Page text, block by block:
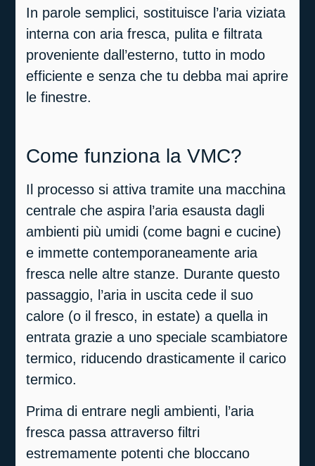
In parole semplici, sostituisce l’aria viziata
interna conaria fresca, pulita e filtrata
proveniente dall’esterno, tutto in modo
efficiente e senza che tu debba mai aprire
le finestre.
Come funziona la VMC?
Il processo si attiva tramite una macchina
centrale che aspira l’aria esausta dagli
ambienti più umidi (come bagni e cucine)
e immette contemporaneamente aria
fresca nelle altre stanze. Durante questo
passaggio, l’aria in uscita cede il suo
calore (o il fresco, in estate) a quella in
entrata grazie a uno speciale scambiatore
termico, riducendo drasticamente il carico
termico.
Prima di entrare negli ambienti, l’aria
fresca passa attraverso filtri
estremamente potenti che bloccano